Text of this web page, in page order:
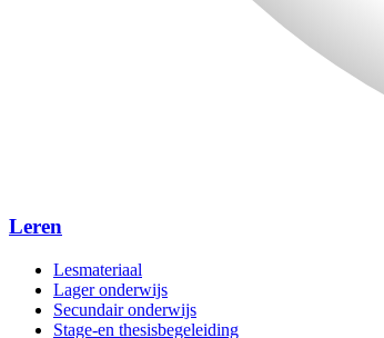
Leren
Lesmateriaal
Lager onderwijs
Secundair onderwijs
Stage-en thesisbegeleiding